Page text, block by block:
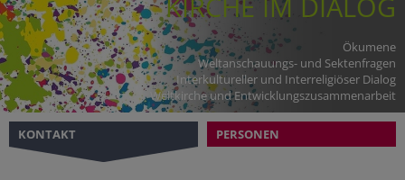
KIRCHE IM DIALOG
Ökumene
Weltanschauungs- und Sektenfragen
Interkultureller und Interreligiöser Dialog
Weltkirche und Entwicklungszusammenarbeit
KONTAKT PERSONEN